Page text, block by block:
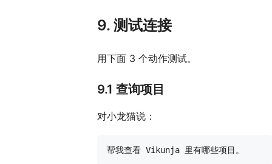
9. 测试连接
用下面 3 个动作测试。
9.1 查询项目
对小龙猫说：